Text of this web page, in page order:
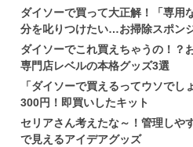
ダイソーで買って大正解！「専用
分を叱りつけたい…お掃除スポン
ダイソーでこれ買えちゃうの！？
専門店レベルの本格グッズ3選
「ダイソーで買えるってウソで
300円！即買いしたキット
セリアさん考えたな～！管理しや
で見えるアイデアグッズ